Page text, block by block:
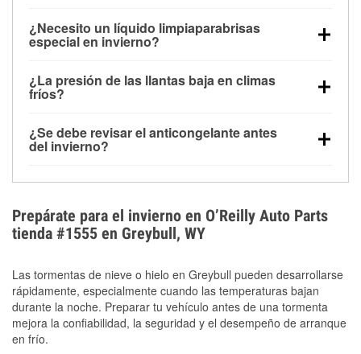
debajo de los 32 °F y puede perder hasta la mitad de
su potencia de arranque cerca de los 0 °F, lo que
arranque.
¿Necesito un líquido limpiaparabrisas
especial en invierno?
la congelación y ayuda a disolver la sal y la nieve
derretida en la carretera para mejorar la visibilidad.
¿La presión de las llantas baja en climas
fríos?
alrededor de 1 PSI por cada 10 °F que baja la
temperatura. Puedes obtener más información sobre
¿Se debe revisar el anticongelante antes
del invierno?
el sobrecalentamiento en condiciones de frío
extremo. Aprende cómo comprobar la protección
anticongelante en nuestra sección How-To.
Prepárate para el invierno en O’Reilly Auto Parts
tienda #1555 en Greybull, WY
Las tormentas de nieve o hielo en Greybull pueden desarrollarse
rápidamente, especialmente cuando las temperaturas bajan
durante la noche. Preparar tu vehículo antes de una tormenta
mejora la confiabilidad, la seguridad y el desempeño de arranque
en frío.